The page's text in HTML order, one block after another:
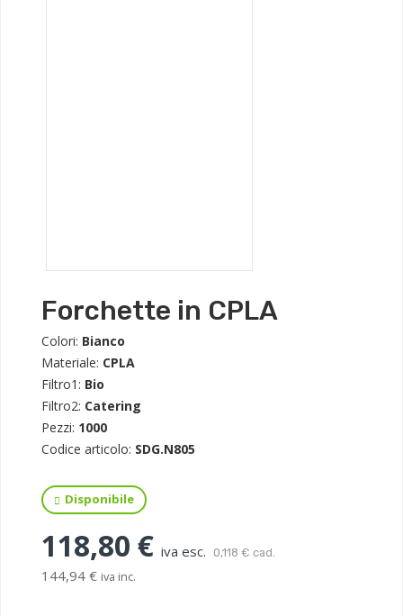
Forchette in CPLA
Colori: Bianco
Materiale: CPLA
Filtro1: Bio
Filtro2: Catering
Pezzi: 1000
Codice articolo: SDG.N805
Disponibile
118,80 € iva esc. 0,118 € cad.
144,94 € iva inc.